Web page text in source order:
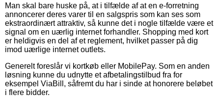
Man skal bare huske på, at i tilfælde af at en e-forretning
annoncerer deres varer til en salgspris som kan ses som
ekstraordinært attraktiv, så kunne det i nogle tilfælde være et
signal om en uærlig internet forhandler. Shopping med kort
er heldigvis en del af et reglement, hvilket passer på dig
imod uærlige internet outlets.
Generelt foreslår vi kortkøb eller MobilePay. Som en anden
løsning kunne du udnytte et afbetalingstilbud fra for
eksempel ViaBill, såfremt du har i sinde at honorere beløbet
i flere bidder.